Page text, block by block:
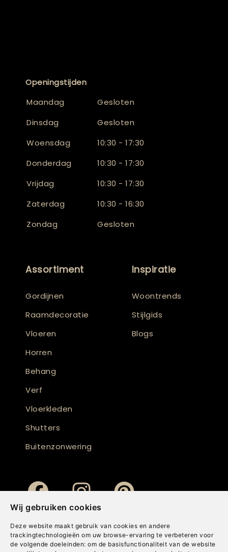
Wij gebruiken cookies
Deze website maakt gebruik van cookies en andere
trackingtechnologieën om uw browse-ervaring te verbeteren voor
de volgende doeleinden: om de basisfunctionaliteit van de website
Openingstijden
Maandag
Gesloten
Dinsdag
Gesloten
Woensdag
10:30 - 17:30
Donderdag
10:30 - 17:30
Vrijdag
10:30 - 17:30
Zaterdag
10:30 - 16:30
Zondag
Gesloten
Assortiment
Gordijnen
Raamdecoratie
Vloeren
Horren
Behang
Verf
Vloerkleden
Shutters
Buitenzonwering
Inspiratie
Woontrends
Stijlgids
Blogs